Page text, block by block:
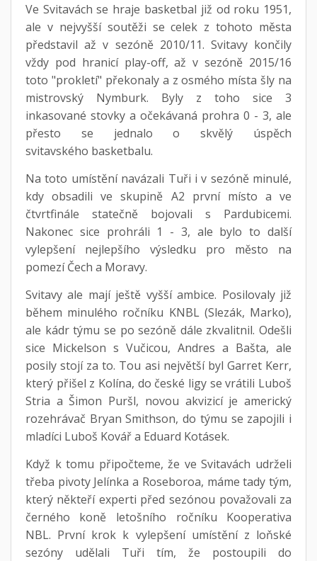
Ve Svitavách se hraje basketbal již od roku 1951,
ale v nejvyšší soutěži se celek z tohoto města
představil až v sezóně 2010/11. Svitavy končily
vždy pod hranicí play-off, až v sezóně 2015/16
toto "prokletí" překonaly a z osmého místa šly na
mistrovský Nymburk. Byly z toho sice 3
inkasované stovky a očekávaná prohra 0 - 3, ale
přesto se jednalo o skvělý úspěch
svitavského basketbalu.
Na toto umístění navázali Tuři i v sezóně minulé,
kdy obsadili ve skupině A2 první místo a ve
čtvrtfinále statečně bojovali s Pardubicemi.
Nakonec sice prohráli 1 - 3, ale bylo to další
vylepšení nejlepšího výsledku pro město na
pomezí Čech a Moravy.
Svitavy ale mají ještě vyšší ambice. Posilovaly již
během minulého ročníku KNBL (Slezák, Marko),
ale kádr týmu se po sezóně dále zkvalitnil. Odešli
sice Mickelson s Vučicou, Andres a Bašta, ale
posily stojí za to. Tou asi největší byl Garret Kerr,
který přišel z Kolína, do české ligy se vrátili Luboš
Stria a Šimon Puršl, novou akvizicí je americký
rozehrávač Bryan Smithson, do týmu se zapojili i
mladíci Luboš Kovář a Eduard Kotásek.
Když k tomu připočteme, že ve Svitavách udrželi
třeba pivoty Jelínka a Roseboroa, máme tady tým,
který někteří experti před sezónou považovali za
černého koně letošního ročníku Kooperativa
NBL. První krok k vylepšení umístění z loňské
sezóny udělali Tuři tím, že postoupili do